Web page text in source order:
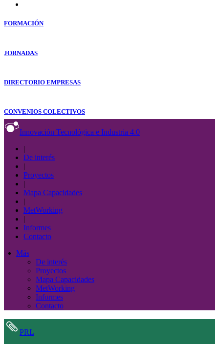
FORMACIÓN
JORNADAS
DIRECTORIO EMPRESAS
CONVENIOS COLECTIVOS
Innovación Tecnológica e Industria 4.0
|
De interés
|
Proyectos
|
Mapa Capacidades
|
MetWorking
|
Informes
Contacto
Más
De interés
Proyectos
Mapa Capacidades
MetWorking
Informes
Contacto
PRL